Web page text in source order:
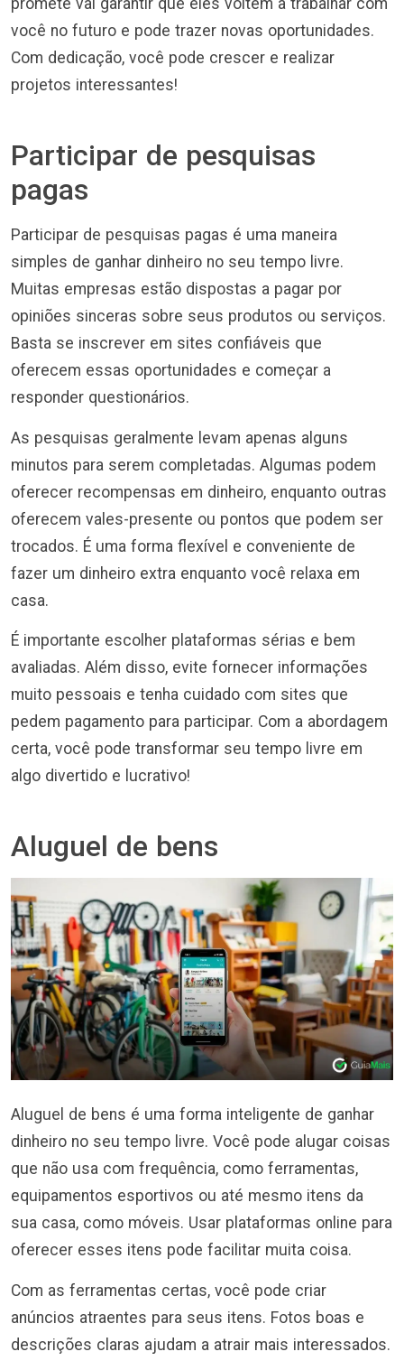
você no futuro e pode trazer novas oportunidades.
Com dedicação, você pode crescer e realizar
projetos interessantes!
Participar de pesquisas
pagas
Participar de pesquisas pagas é uma maneira
simples de ganhar dinheiro no seu tempo livre.
Muitas empresas estão dispostas a pagar por
opiniões sinceras sobre seus produtos ou serviços.
Basta se inscrever em sites confiáveis que
oferecem essas oportunidades e começar a
responder questionários.
As pesquisas geralmente levam apenas alguns
minutos para serem completadas. Algumas podem
oferecer recompensas em dinheiro, enquanto outras
oferecem vales-presente ou pontos que podem ser
trocados. É uma forma flexível e conveniente de
fazer um dinheiro extra enquanto você relaxa em
casa.
É importante escolher plataformas sérias e bem
avaliadas. Além disso, evite fornecer informações
muito pessoais e tenha cuidado com sites que
pedem pagamento para participar. Com a abordagem
certa, você pode transformar seu tempo livre em
algo divertido e lucrativo!
Aluguel de bens
Aluguel de bens é uma forma inteligente de ganhar
dinheiro no seu tempo livre. Você pode alugar coisas
que não usa com frequência, como ferramentas,
equipamentos esportivos ou até mesmo itens da
sua casa, como móveis. Usar plataformas online para
oferecer esses itens pode facilitar muita coisa.
Com as ferramentas certas, você pode criar
anúncios atraentes para seus itens. Fotos boas e
descrições claras ajudam a atrair mais interessados.